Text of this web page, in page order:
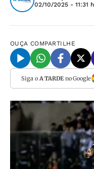
02/10/2025 - 11:31 h
OUÇA COMPARTILHE
Siga o A TARDEno Google